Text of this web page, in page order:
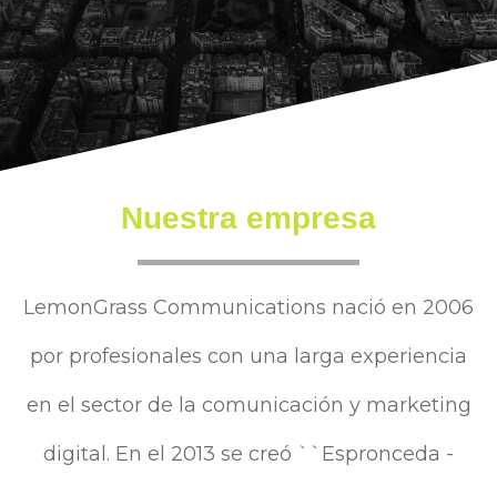
Nuestra empresa
LemonGrass Communications nació en 2006
por profesionales con una larga experiencia
en el sector de la comunicación y marketing
digital. En el 2013 se creó ``Espronceda -